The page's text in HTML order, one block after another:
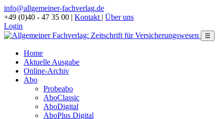
info@allgemeiner-fachverlag.de
+49 (0)40 - 47 35 00 | Kontakt | Über uns
Login
☰
Home
Aktuelle Ausgabe
Online-Archiv
Abo
Probeabo
AboClassic
AboDigital
AboPlus Digital